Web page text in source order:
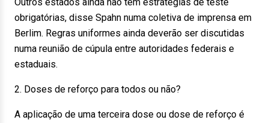
obrigatórias, disse Spahn numa coletiva de imprensa em
Berlim. Regras uniformes ainda deverão ser discutidas
numa reunião de cúpula entre autoridades federais e
estaduais.
2. Doses de reforço para todos ou não?
A aplicação de uma terceira dose ou dose de reforço é